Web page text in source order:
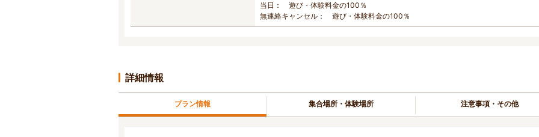
当日： 遊び・体験料金の100％
無連絡キャンセル： 遊び・体験料金の100％
詳細情報
プラン情報 集合場所・体験場所 注意事項・その他